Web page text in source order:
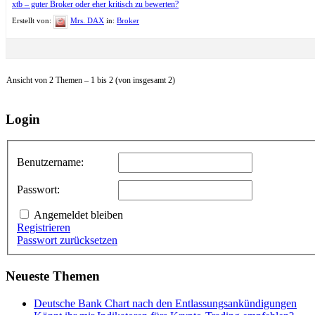
xtb – guter Broker oder eher kritisch zu bewerten?
Erstellt von: Mrs. DAX in: Broker
Ansicht von 2 Themen – 1 bis 2 (von insgesamt 2)
Login
Benutzername:
Passwort:
Angemeldet bleiben
Registrieren
Passwort zurücksetzen
Neueste Themen
Deutsche Bank Chart nach den Entlassungsankündigungen